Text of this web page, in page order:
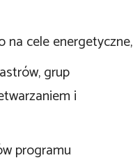
na cele energetyczne,
grup
i
programu